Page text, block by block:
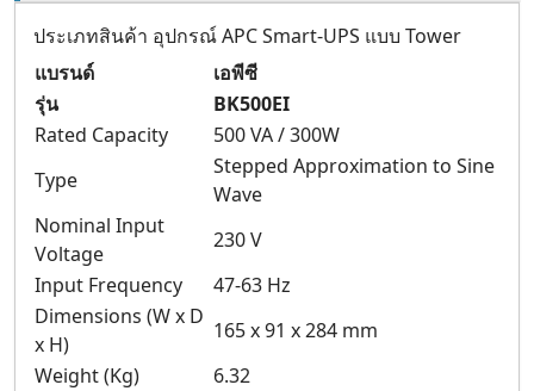
ประเภทสินค้า อุปกรณ์ APC Smart-UPS แบบ Tower
แบรนด์
เอพีซี
รุ่น
BK500EI
Rated Capacity
500 VA / 300W
Type
Stepped Approximation to Sine
Wave
Nominal Input
Voltage
230 V
Input Frequency
47-63 Hz
Dimensions (W x D
x H)
165 x 91 x 284 mm
Weight (Kg)
6.32